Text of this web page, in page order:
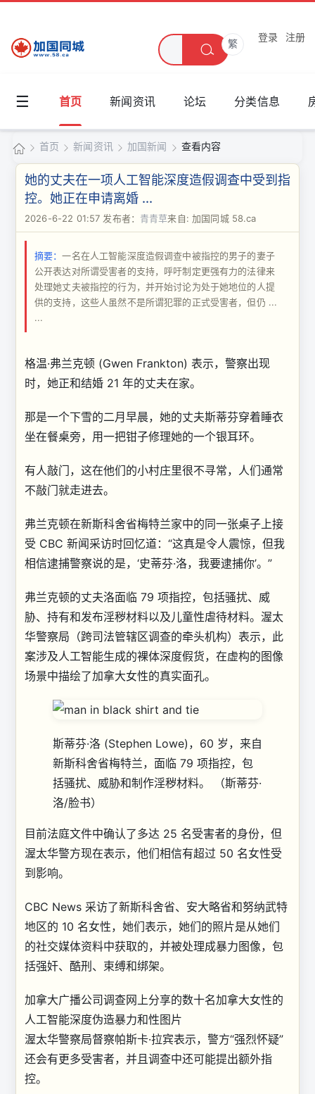
繁
登录 注册
☰ 首页 新闻资讯 论坛 分类信息
加
国
同
城
›
首页
›
新闻资讯
›
加国新闻 查看内容
她的丈夫在一项人工智能深度造假调查中受到指
控。她正在申请离婚 ...
2026-6-22 01:57 发布者： 青青草来自: 加国同城 58.ca
摘要：一名在人工智能深度造假调查中被指控的男子的妻子
公开表达对所谓受害者的支持，呼吁制定更强有力的法律来
处理她丈夫被指控的行为，并开始讨论为处于她地位的人提
供的支持，这些人虽然不是所谓犯罪的正式受害者，但仍 ...
...
格温·弗兰克顿 (Gwen Frankton) 表示，警察出现
时，她正和结婚 21 年的丈夫在家。
那是一个下雪的二月早晨，她的丈夫斯蒂芬穿着睡衣
坐在餐桌旁，用一把钳子修理她的一个银耳环。
有人敲门，这在他们的小村庄里很不寻常，人们通常
不敲门就走进去。
弗兰克顿在新斯科舍省梅特兰家中的同一张桌子上接
受 CBC 新闻采访时回忆道：“这真是令人震惊，但我
相信逮捕警察说的是，‘史蒂芬·洛，我要逮捕你’。”
弗兰克顿的丈夫洛面临 79 项指控，包括骚扰、威
胁、持有和发布淫秽材料以及儿童性虐待材料。渥太
华警察局（跨司法管辖区调查的牵头机构）表示，此
案涉及人工智能生成的裸体深度假货，在虚构的图像
场景中描绘了加拿大女性的真实面孔。
斯蒂芬·洛 (Stephen Lowe)，60 岁，来自
新斯科舍省梅特兰，面临 79 项指控，包
括骚扰、威胁和制作淫秽材料。
（斯蒂芬·
洛/脸书）
目前法庭文件中确认了多达 25 名受害者的身份，但
渥太华警方现在表示，他们相信有超过 50 名女性受
到影响。
CBC News 采访了新斯科舍省、安大略省和努纳武特
地区的 10 名女性，她们表示，她们的照片是从她们
的社交媒体资料中获取的，并被处理成暴力图像，包
括强奸、酷刑、束缚和绑架。
加拿大广播公司调查网上分享的数十名加拿大女性的
人工智能深度伪造暴力和性图片
渥太华警察局督察帕斯卡·拉宾表示，警方“强烈怀疑”
还会有更多受害者，并且调查中还可能提出额外指
控。